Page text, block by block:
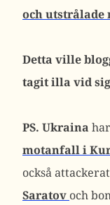
och utstrålade
Detta ville
tagit illa vid sig
PS. Ukraina
motanfall i
också
Saratov och